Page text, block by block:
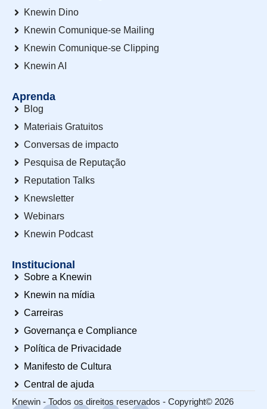
Knewin Dino
Knewin Comunique-se Mailing
Knewin Comunique-se Clipping
Knewin AI
Aprenda
Blog
Materiais Gratuitos
Conversas de impacto
Pesquisa de Reputação
Reputation Talks
Knewsletter
Webinars
Knewin Podcast
Institucional
Sobre a Knewin
Knewin na mídia
Carreiras
Governança e Compliance
Política de Privacidade
Manifesto de Cultura
Central de ajuda
Knewin - Todos os direitos reservados - Copyright© 2026